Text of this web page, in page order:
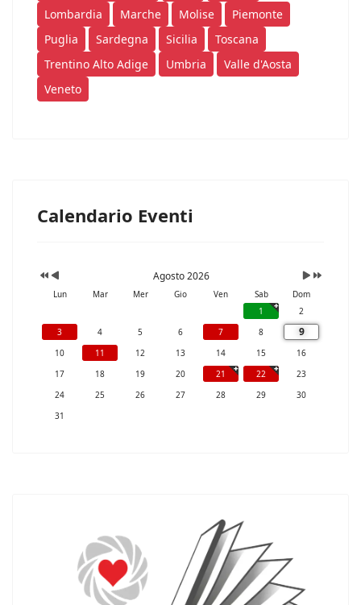
Lombardia
Marche Molise
Piemonte
Puglia
Sardegna Sicilia
Toscana
Trentino Alto Adige
Umbria
Valle d'Aosta
Veneto
Calendario Eventi
Agosto 2026
Lun Mar Mer Gio Ven Sab
Dom
1
2
3
4 5 6 7 8 9
10 11 12 13 14 15
16
17
18 19 20 21 22
23
24
25 26 27 28 29
30
31